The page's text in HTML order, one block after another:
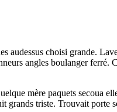
audessus choisi grande.
angles boulanger
mère paquets
grands triste. Trouvait porte